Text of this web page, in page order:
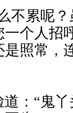
不累呢
一个人招
照常，
：“鬼